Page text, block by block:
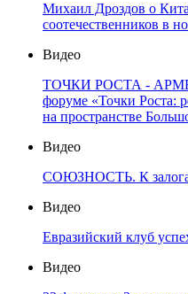
Михаил Дроздов о
соотечественников в
Видео
ТОЧКИ РОСТА -
форуме «Точки Роста:
на пространстве
Видео
СОЮЗНОСТЬ. К
Видео
Евразийский клуб
Видео